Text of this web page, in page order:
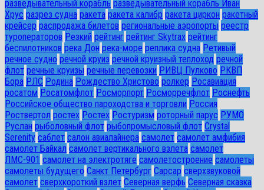
разведывательный корабль разведывательный корабль Иван
Хрус разрез судна ракета ракета калибр ракета циркон ракетный
крейсер распродажа билетов региональные аэропорты реестр
туроператоров Резкий рейтинг рейтинг Skytrax рейтинг
беспилотников река Дон река-море реплика судна Ретивый
речное судно речной круиз речной круизный теплоход речной
флот речные круизы речные перевозки РИВЦ Пулково РКВП
Бора РЛС Родина Рождество Христово ролкер Росавиация
росатом Росатомфлот Росморпорт Росморречфлот Роснефть
Российское общество пароходства и торговли Россия
Роствертол ростех Ростех Ростуризм роторный парус РУМО
Руслан рыболовный флот рыбопромысловый флот Сrystal
Serenity саблет салон авиалайнера самолет самолет амфибия
самолет Байкал самолет вертикального взлета самолет
ЛМС-901 самолет на электротяге самолетостроение самолеты
самолеты будущего Санкт Петербург Сарсар сверхзвуковой
самолет сверхкороткий взлет Северная верфь Северная сказка